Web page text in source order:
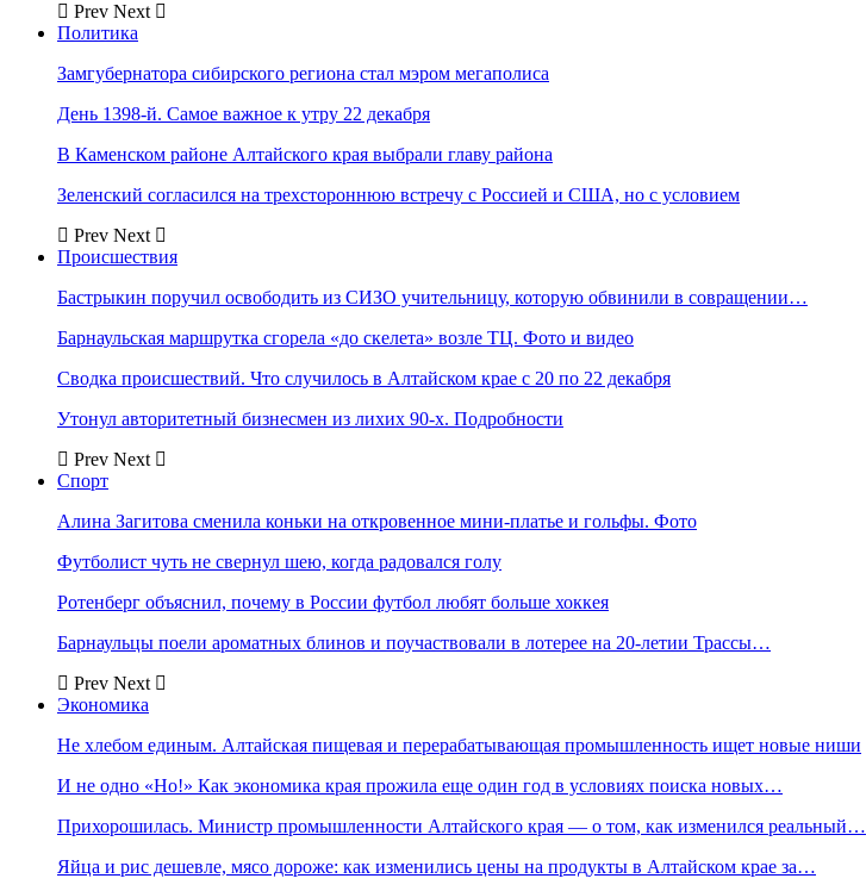
Prev Next
Политика
Замгубернатора сибирского региона стал мэром мегаполиса
День 1398-й. Самое важное к утру 22 декабря
В Каменском районе Алтайского края выбрали главу района
Зеленский согласился на трехстороннюю встречу с Россией и США, но с условием
Prev Next
Происшествия
Бастрыкин поручил освободить из СИЗО учительницу, которую обвинили в совращении…
Барнаульская маршрутка сгорела «до скелета» возле ТЦ. Фото и видео
Сводка происшествий. Что случилось в Алтайском крае с 20 по 22 декабря
Утонул авторитетный бизнесмен из лихих 90-х. Подробности
Prev Next
Спорт
Алина Загитова сменила коньки на откровенное мини-платье и гольфы. Фото
Футболист чуть не свернул шею, когда радовался голу
Ротенберг объяснил, почему в России футбол любят больше хоккея
Барнаульцы поели ароматных блинов и поучаствовали в лотерее на 20-летии Трассы…
Prev Next
Экономика
Не хлебом единым. Алтайская пищевая и перерабатывающая промышленность ищет новые ниши
И не одно «Но!» Как экономика края прожила еще один год в условиях поиска новых…
Прихорошилась. Министр промышленности Алтайского края — о том, как изменился реальный…
Яйца и рис дешевле, мясо дороже: как изменились цены на продукты в Алтайском крае за…